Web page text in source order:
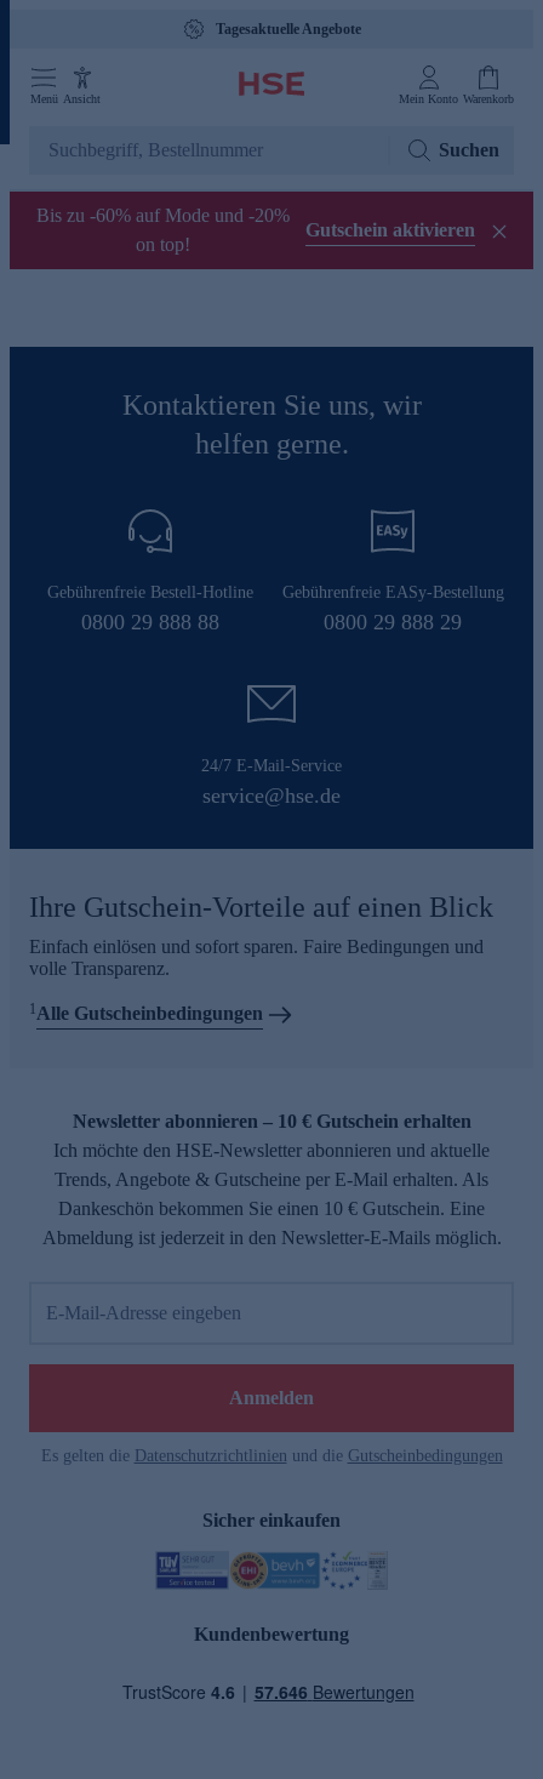
Tagesaktuelle Angebote
Menü Ansicht Mein Konto Warenkorb
Suchen
Bis zu -60% auf Mode und -20%
on top!
Gutschein aktivieren
Kontaktieren Sie uns, wir
helfen gerne.
Gebührenfreie Bestell-Hotline
0800 29 888 88
Gebührenfreie EASy-Bestellung
0800 29 888 29
24/7 E-Mail-Service
service@hse.de
Ihre Gutschein-Vorteile auf einen Blick
Einfach einlösen und sofort sparen. Faire Bedingungen und
volle Transparenz.
1Alle Gutscheinbedingungen
Newsletter abonnieren – 10 € Gutschein erhalten
Ich möchte den HSE-Newsletter abonnieren und aktuelle
Trends, Angebote & Gutscheine per E-Mail erhalten. Als
Dankeschön bekommen Sie einen 10 € Gutschein. Eine
Abmeldung ist jederzeit in den Newsletter-E-Mails möglich.
E-Mail-Adresse eingeben
Anmelden
Es gelten die Datenschutzrichtlinien und die Gutscheinbedingungen
Sicher einkaufen
Kundenbewertung